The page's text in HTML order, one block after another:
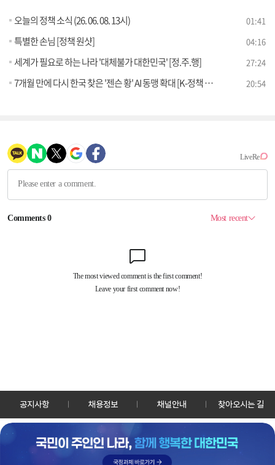
오늘의 정책 소식 (26. 06. 08. 13시) 01:41
특별한 손님 [정책 원샷] 04:16
세계가 필요로 하는 나라 '대체불가 대한민국' [정.주.행] 27:24
7개월 만에 다시 한국 찾은 '젠슨 황' AI 동맹 확대 [K-정책 사용법] 20:54
공지사항 채용정보 채널안내 찾아오시는 길
30128 세종특별자치시 정부2청사로 13 한국정책방송원 KTV
TEL: 044-204-8000
Copyrightⓒ KTV 국민방송 All Rights Reserved.